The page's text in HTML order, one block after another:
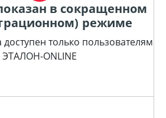
в сокращенном
режиме
доступен только пользователям
ЭТАЛОН-ONLINE